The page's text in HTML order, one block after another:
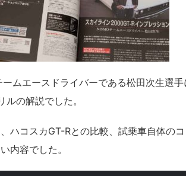
ムエースドライバーである松田次生選
の解説でした。
ハコスカGT-Rとの比較、試乗車自体の
内容でした。